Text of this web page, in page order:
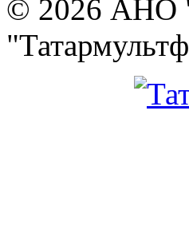
© 2026 АНО